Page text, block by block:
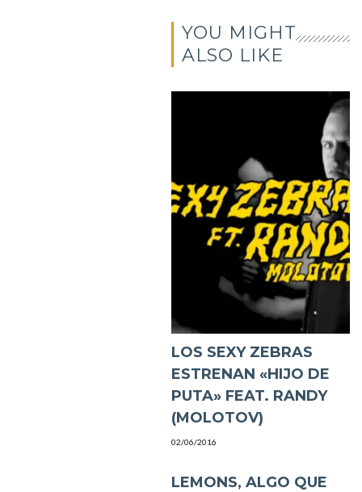
YOU MIGHT
ALSO LIKE
LOS SEXY ZEBRAS
ESTRENAN «HIJO DE
PUTA» FEAT. RANDY
(MOLOTOV)
02/06/2016
LEMONS, ALGO QUE